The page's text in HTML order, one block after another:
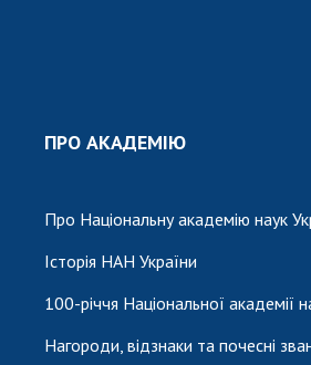
ПРО АКАДЕМІЮ
Про Національну академію наук
Історія НАН України
100-річчя Національної академії
Нагороди, відзнаки та почесні